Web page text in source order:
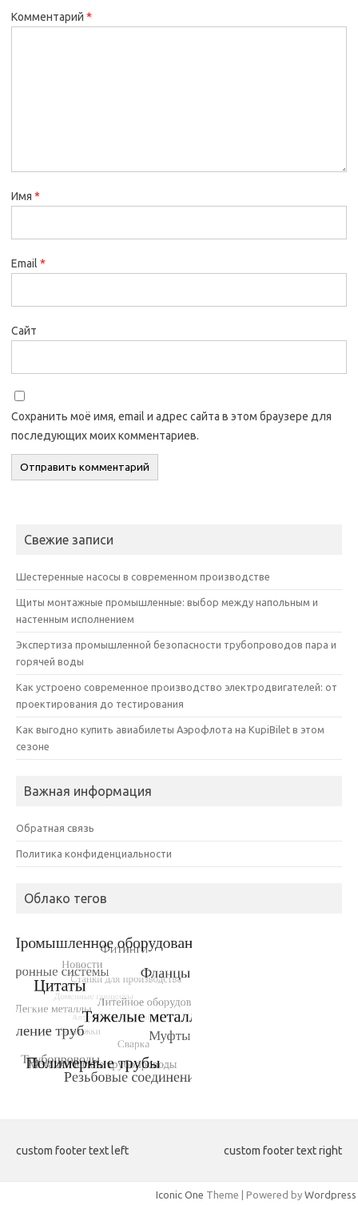
Комментарий *
Имя *
Email *
Сайт
Сохранить моё имя, email и адрес сайта в этом браузере для
последующих моих комментариев.
Свежие записи
Шестеренные насосы в современном производстве
Щиты монтажные промышленные: выбор между напольным и
настенным исполнением
Экспертиза промышленной безопасности трубопроводов пара и
горячей воды
Как устроено современное производство электродвигателей: от
проектирования до тестирования
Как выгодно купить авиабилеты Аэрофлота на KupiBilet в этом
сезоне
Важная информация
Обратная связь
Политика конфиденциальности
Облако тегов
custom footer text left custom footer text right
Iconic One Theme | Powered by Wordpress